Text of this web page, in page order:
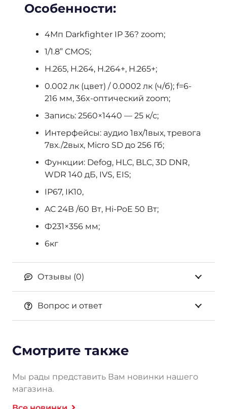
Особенности:
4Мп Darkfighter IP 36? zoom;
1/1.8” CMOS;
H.265, H.264, H.264+, H.265+;
0.002 лк (цвет) / 0.0002 лк (ч/б); f=6-
216 мм, 36x-оптический zoom;
Запись: 2560×1440 — 25 к/с;
Интерфейсы: аудио 1вх/1вых, тревога
7вх./2вых, Micro SD до 256 Гб;
Функции: Defog, HLC, BLC, 3D DNR,
WDR 140 дБ, IVS, EIS;
IP67, IK10,
AC 24В /60 Вт, Hi-PoE 50 Вт;
Ф231×356 мм;
6кг
Отзывы (0)
Вопрос и ответ
Смотрите также
Мы рады представить Вам новинки нашего
магазина.